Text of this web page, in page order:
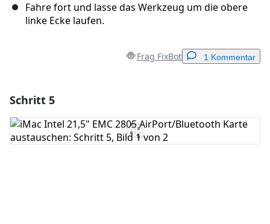
Fahre fort und lasse das Werkzeug um die obere
linke Ecke laufen.
Frag FixBot 1 Kommentar
Kommentar hinzufügen
Schritt 5